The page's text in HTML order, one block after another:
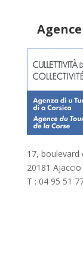
17, boulevard
20181 Ajaccio
T : 04 95 51